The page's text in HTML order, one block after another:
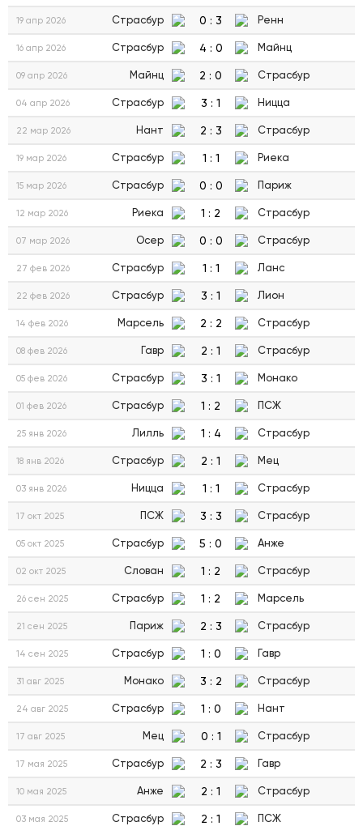
19 апр 2026 Страсбур 0 : 3 Ренн
16 апр 2026 Страсбур 4 : 0 Майнц
09 апр 2026 Майнц 2 : 0 Страсбур
04 апр 2026 Страсбур 3 : 1 Ницца
22 мар 2026 Нант 2 : 3 Страсбур
19 мар 2026 Страсбур 1 : 1 Риека
15 мар 2026 Страсбур 0 : 0 Париж
12 мар 2026 Риека 1 : 2 Страсбур
07 мар 2026 Осер 0 : 0 Страсбур
27 фев 2026 Страсбур 1 : 1 Ланс
22 фев 2026 Страсбур 3 : 1 Лион
14 фев 2026 Марсель 2 : 2 Страсбур
08 фев 2026 Гавр 2 : 1 Страсбур
05 фев 2026 Страсбур 3 : 1 Монако
01 фев 2026 Страсбур 1 : 2 ПСЖ
25 янв 2026 Лилль 1 : 4 Страсбур
18 янв 2026 Страсбур 2 : 1 Мец
03 янв 2026 Ницца 1 : 1 Страсбур
17 окт 2025 ПСЖ 3 : 3 Страсбур
05 окт 2025 Страсбур 5 : 0 Анже
02 окт 2025 Слован 1 : 2 Страсбур
26 сен 2025 Страсбур 1 : 2 Марсель
21 сен 2025 Париж 2 : 3 Страсбур
14 сен 2025 Страсбур 1 : 0 Гавр
31 авг 2025 Монако 3 : 2 Страсбур
24 авг 2025 Страсбур 1 : 0 Нант
17 авг 2025 Мец 0 : 1 Страсбур
17 мая 2025 Страсбур 2 : 3 Гавр
10 мая 2025 Анже 2 : 1 Страсбур
03 мая 2025 Страсбур 2 : 1 ПСЖ